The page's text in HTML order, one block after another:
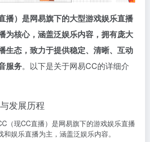
播）是网易旗下的大型游戏娱乐直播
为核心，涵盖泛娱乐内容，拥有庞大
生态，致力于提供稳定、清晰、互动
服务。以下是关于网易CC的详细介
发展历程
（现CC直播）是网易旗下的游戏娱乐直播
和娱乐直播为主，涵盖泛娱乐内容。